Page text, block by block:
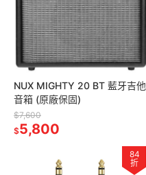
NUX MIGHTY 20 BT 藍牙吉他
音箱 (原廠保固)
$7,600
$5,800
84
折